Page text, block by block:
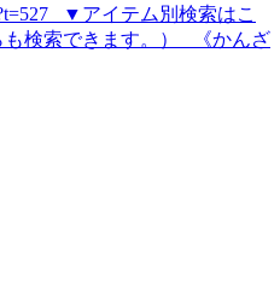
▼アイテム別検索はこ
も検索できます。） 《かんざ